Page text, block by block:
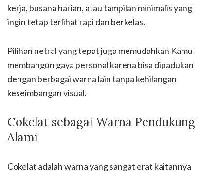
kerja, busana harian, atau tampilan minimalis yang
ingin tetap terlihat rapi dan berkelas.
Pilihan netral yang tepat juga memudahkan Kamu
membangun gaya personal karena bisa dipadukan
dengan berbagai warna lain tanpa kehilangan
keseimbangan visual.
Cokelat sebagai Warna Pendukung
Alami
Cokelat adalah warna yang sangat erat kaitannya